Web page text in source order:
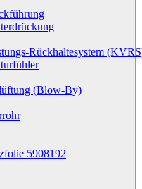
Rückhaltesystem
(Blow-By)
5908192